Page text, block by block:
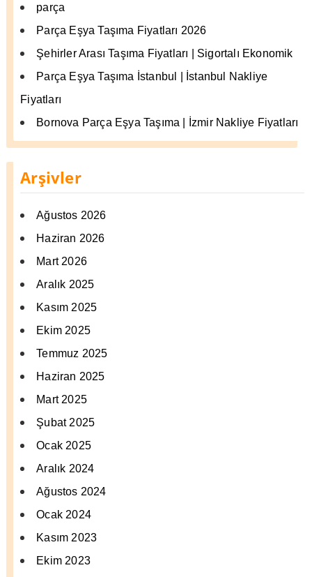
parça
Parça Eşya Taşıma Fiyatları 2026
Şehirler Arası Taşıma Fiyatları | Sigortalı Ekonomik
Parça Eşya Taşıma İstanbul | İstanbul Nakliye
Fiyatları
Bornova Parça Eşya Taşıma | İzmir Nakliye Fiyatları
Arşivler
Ağustos 2026
Haziran 2026
Mart 2026
Aralık 2025
Kasım 2025
Ekim 2025
Temmuz 2025
Haziran 2025
Mart 2025
Şubat 2025
Ocak 2025
Aralık 2024
Ağustos 2024
Ocak 2024
Kasım 2023
Ekim 2023